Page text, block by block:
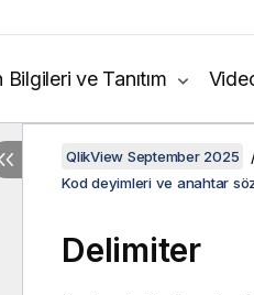
Bilgileri ve Tanıtım
QlikView September 2025
Kod deyimleri ve anahtar
Delimiter